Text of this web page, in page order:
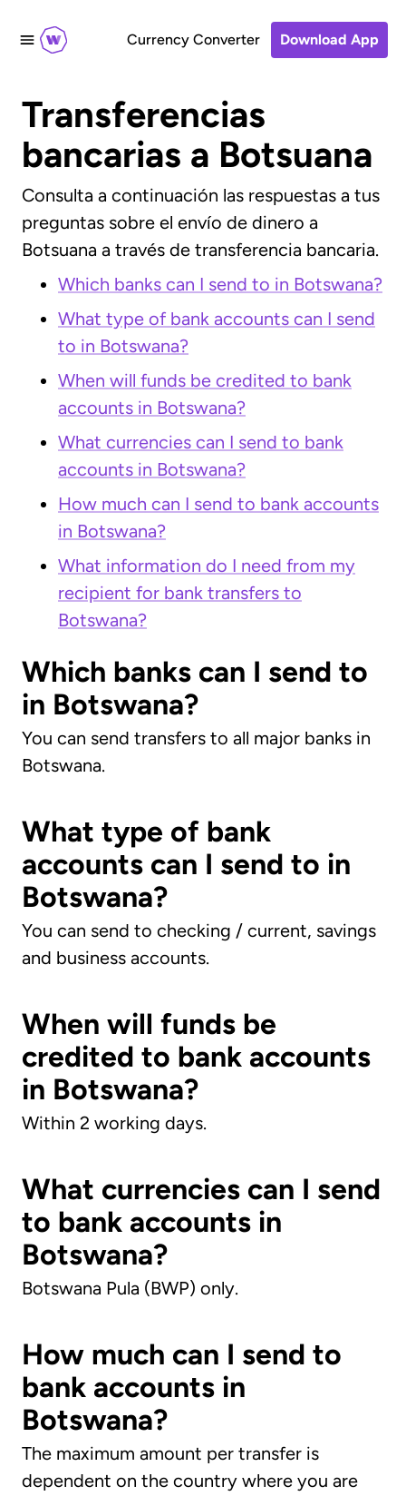
Currency Converter Download App
Transferencias
bancarias a Botsuana
Consulta a continuación las respuestas a tus
preguntas sobre el envío de dinero a
Botsuana a través de transferencia bancaria.
Which banks can I send to in Botswana?
What type of bank accounts can I send
to in Botswana?
When will funds be credited to bank
accounts in Botswana?
What currencies can I send to bank
accounts in Botswana?
How much can I send to bank accounts
in Botswana?
What information do I need from my
recipient for bank transfers to
Botswana?
Which banks can I send to
in Botswana?
You can send transfers to all major banks in
Botswana.
What type of bank
accounts can I send to in
Botswana?
You can send to checking / current, savings
and business accounts.
When will funds be
credited to bank accounts
in Botswana?
Within 2 working days.
What currencies can I send
to bank accounts in
Botswana?
Botswana Pula (BWP) only.
How much can I send to
bank accounts in
Botswana?
The maximum amount per transfer is
dependent on the country where you are